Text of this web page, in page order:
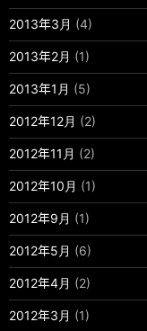
2013年3月 (4)
2013年2月 (1)
2013年1月 (5)
2012年12月 (2)
2012年11月 (2)
2012年10月 (1)
2012年9月 (1)
2012年5月 (6)
2012年4月 (2)
2012年3月 (1)